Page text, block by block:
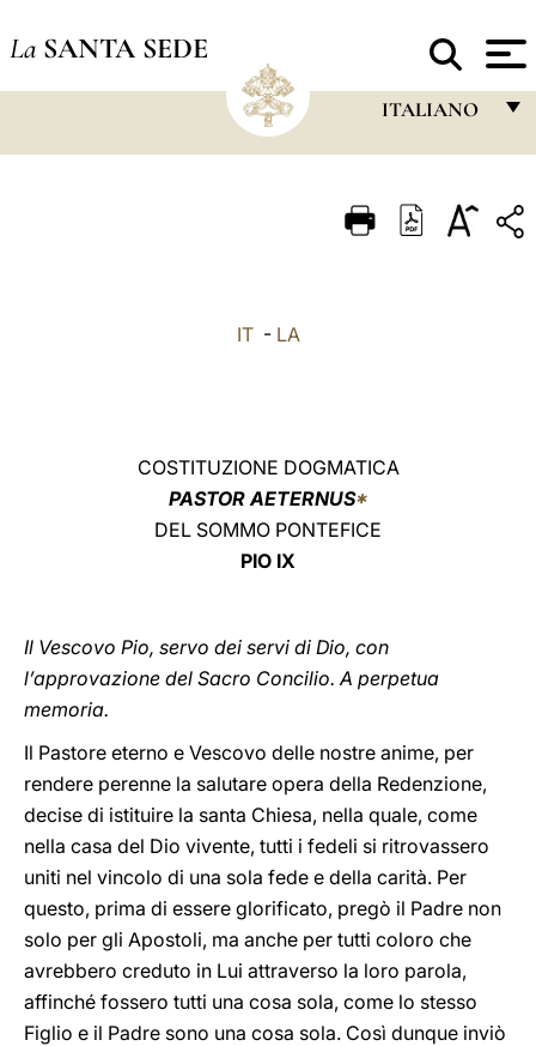
La SANTA SEDE
ITALIANO
FRANÇAIS
ENGLISH
العربيّة
中文
IT- LA
COSTITUZIONE DOGMATICA
PASTOR AETERNUS*
DEL SOMMO PONTEFICE
PIO IX
Il Vescovo Pio, servo dei servi di Dio, con
l’approvazione del Sacro Concilio. A perpetua
memoria.
Il Pastore eterno e Vescovo delle nostre anime, per
rendere perenne la salutare opera della Redenzione,
decise di istituire la santa Chiesa, nella quale, come
nella casa del Dio vivente, tutti i fedeli si ritrovassero
uniti nel vincolo di una sola fede e della carità. Per
questo, prima di essere glorificato, pregò il Padre non
solo per gli Apostoli, ma anche per tutti coloro che
avrebbero creduto in Lui attraverso la loro parola,
affinché fossero tutti una cosa sola, come lo stesso
Figlio e il Padre sono una cosa sola. Così dunque inviò